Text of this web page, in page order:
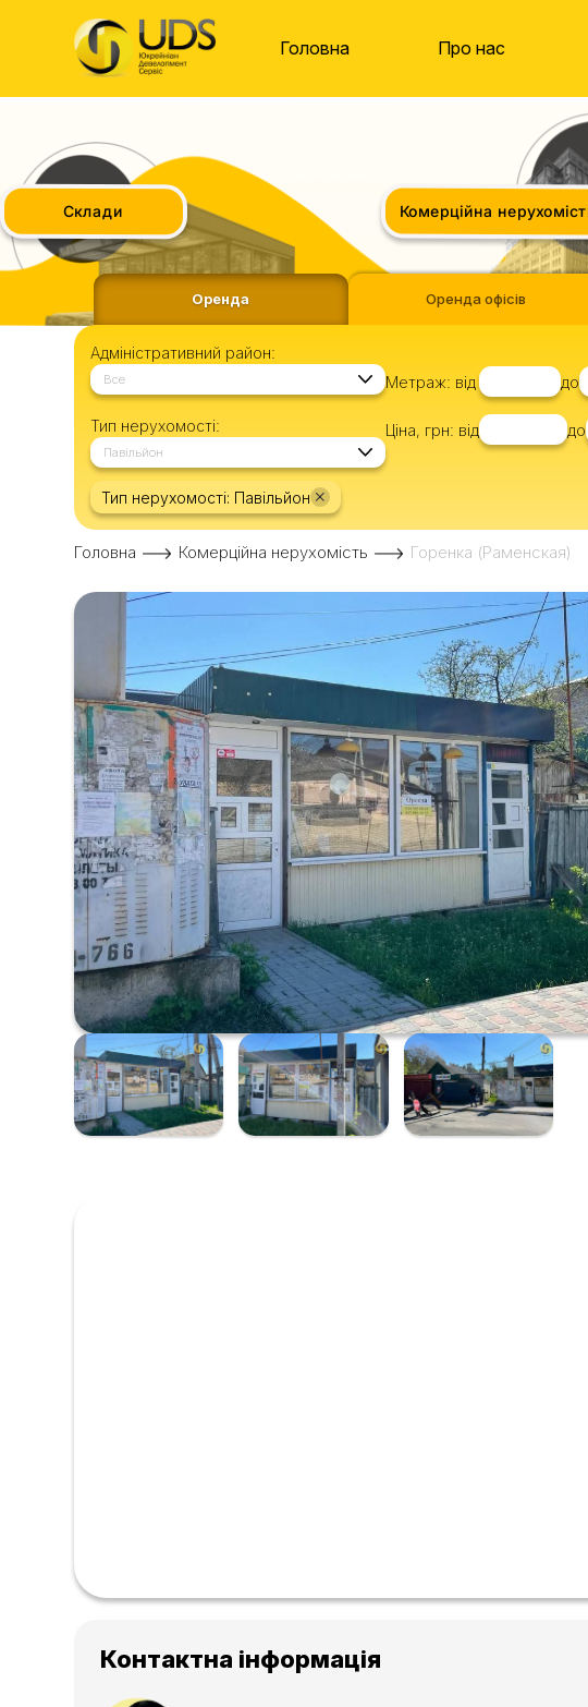
Головна Про нас
Склади Комерційна нерухомість
Оренда Оренда офісів
Адміністративний район:
Все Метраж: від до
Тип нерухомості:
Павільйон
Ціна, грн: від до
Тип нерухомості: Павільйон ×
Головна Комерційна нерухомість Горенка (Раменская)
Контактна інформація